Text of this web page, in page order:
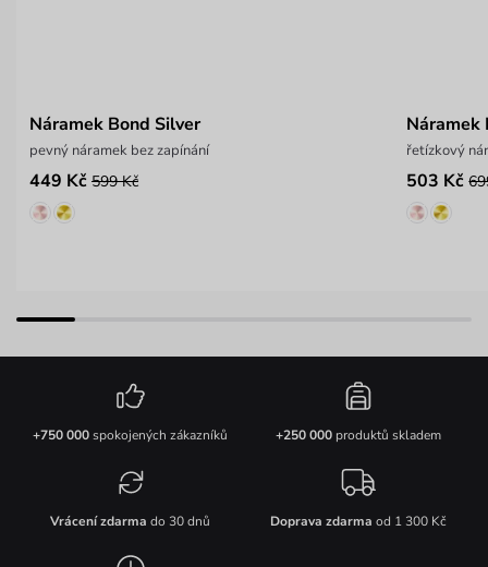
Náramek Bond Silver
pevný náramek bez zapínání
449 Kč 599 Kč
Náramek
řetízkový
503 Kč
+750 000spokojených zákazníků +250 000produktů skladem
Vrácení zdarma do 30 dnů Doprava zdarma od 1 300 Kč